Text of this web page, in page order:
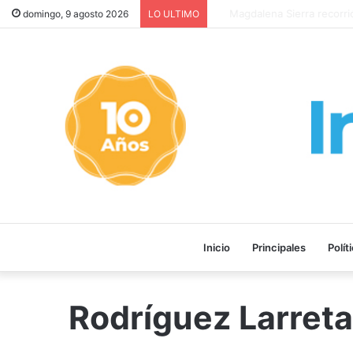
domingo, 9 agosto 2026 LO ULTIMO
Inicio Principales
Rodríguez Larreta